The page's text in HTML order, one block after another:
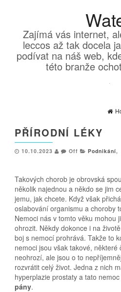
Zajímá vás internet,
leccos až tak docela
podívat na náš web,
této branže
PŘÍRODNÍ LÉKY
10.10.2023 Off Podnikání,
Takových chorob je obrovská
několik najednou a někdo se jim
jemu, jak chcete. Když však
oslabování organismu a choroby
Nemoci nás v tomto věku mohou
ohrozit. Někdy dokonce i na
boj s nemocí prohrává. Takže to
nemoci jsou však takové, některé
neohrozí, ale jsou o to
rozvrátit celý život. Jedna z nich
hyperplazie prostaty a tato nemoc
pány.